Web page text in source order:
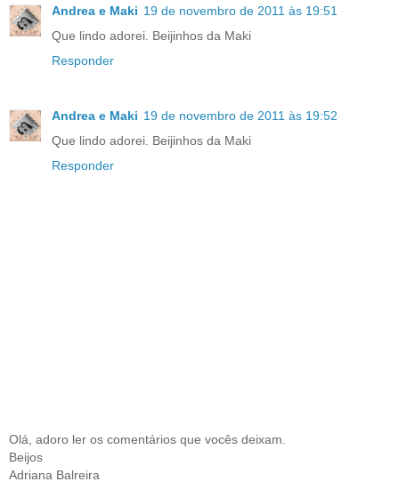
Andrea e Maki 19 de novembro de 2011 às 19:51
Que lindo adorei. Beijinhos da Maki
Responder
Andrea e Maki 19 de novembro de 2011 às 19:52
Que lindo adorei. Beijinhos da Maki
Responder
Olá, adoro ler os comentários que vocês deixam.
Beijos
Adriana Balreira